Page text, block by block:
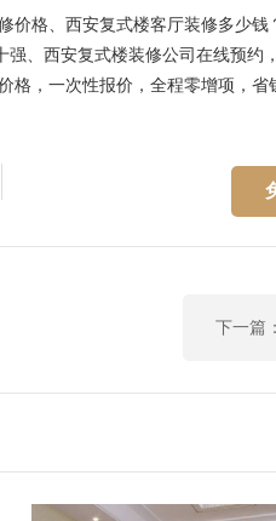
格、西安复式楼客厅装修多少
、西安复式楼装修公司在线预
，一次性报价，全程零增项，省
下一篇